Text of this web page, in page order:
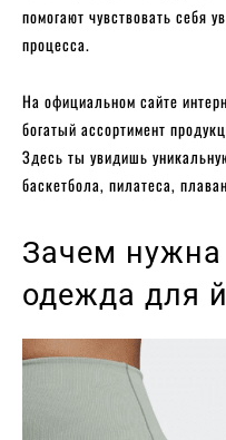
помогают чувствовать себя
процесса.
На официальном сайте
богатый ассортимент
Здесь ты увидишь
баскетбола, пилатеса,
Зачем
одежда для